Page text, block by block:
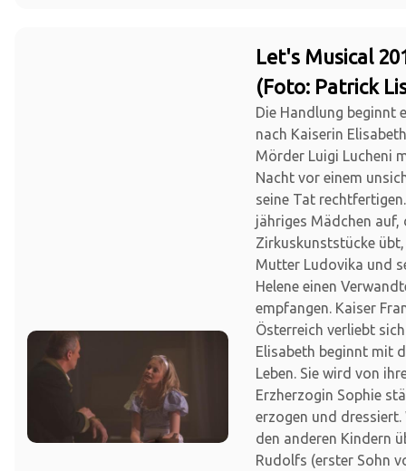
Let's Musical
(Foto: Patrick
Die Handlung beginnt
nach Kaiserin
Mörder Luigi Lucheni
Nacht vor einem
seine Tat
jähriges Mädchen auf,
Zirkuskunststücke
Mutter Ludovika und
Helene einen
empfangen. Kaiser
Österreich verliebt
Elisabeth beginnt mit
Leben. Sie wird von
Erzherzogin Sophie
erzogen und dressiert.
den anderen Kindern
Rudolfs (erster Sohn